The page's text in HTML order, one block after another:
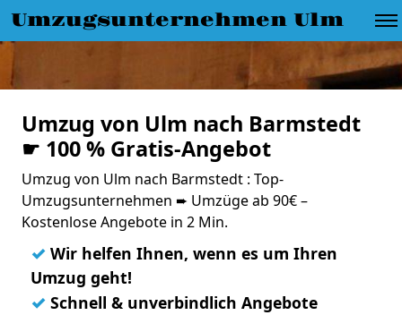
Umzugsunternehmen Ulm
Umzug von Ulm nach Barmstedt
☛ 100 % Gratis-Angebot
Umzug von Ulm nach Barmstedt : Top-
Umzugsunternehmen ➨ Umzüge ab 90€ –
Kostenlose Angebote in 2 Min.
✓ Wir helfen Ihnen, wenn es um Ihren
Umzug geht!
✓ Schnell & unverbindlich Angebote